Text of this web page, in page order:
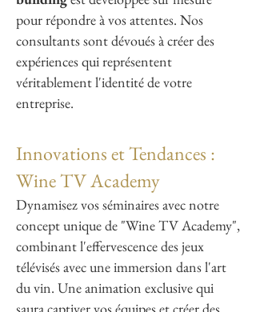
pour répondre à vos attentes. Nos
consultants sont dévoués à créer des
expériences qui représentent
véritablement l'identité de votre
entreprise.
Innovations et Tendances :
Wine TV Academy
Dynamisez vos séminaires avec notre
concept unique de "Wine TV Academy",
combinant l'effervescence des jeux
télévisés avec une immersion dans l'art
du vin. Une animation exclusive qui